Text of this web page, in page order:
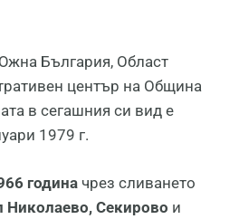
България, Област
център на Община
в сегашния си вид е
1979 г.
година чрез сливането
Николаево, Секирово и